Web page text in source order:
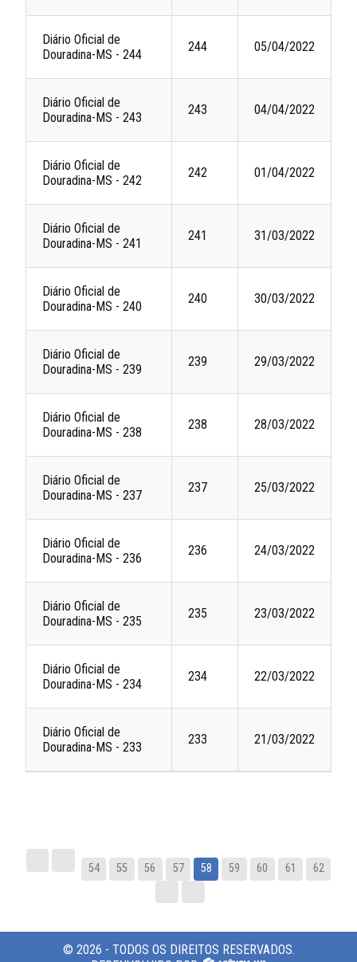
Diário Oficial de
Douradina-MS - 244
244 05/04/2022
Diário Oficial de
Douradina-MS - 243
243 04/04/2022
Diário Oficial de
Douradina-MS - 242
242 01/04/2022
Diário Oficial de
Douradina-MS - 241
241 31/03/2022
Diário Oficial de
Douradina-MS - 240
240 30/03/2022
Diário Oficial de
Douradina-MS - 239
239 29/03/2022
Diário Oficial de
Douradina-MS - 238
238 28/03/2022
Diário Oficial de
Douradina-MS - 237
237 25/03/2022
Diário Oficial de
Douradina-MS - 236
236 24/03/2022
Diário Oficial de
Douradina-MS - 235
235 23/03/2022
Diário Oficial de
Douradina-MS - 234
234 22/03/2022
Diário Oficial de
Douradina-MS - 233
233 21/03/2022
54 55 56 57 58 59 60 61 62
© 2026 - TODOS OS DIREITOS RESERVADOS.